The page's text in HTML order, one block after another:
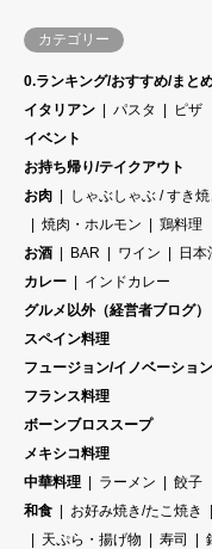
カテゴリー
0.ランキング/おすすめ/まと
イタリアン
パスタ
ピザ
イベント
お持ち帰り/テイクアウト
お肉
しゃぶしゃぶ / すき焼
焼肉・ホルモン
鶏料理
お酒
BAR ワイン
日本
カレー
インドカレー
グルメ以外（経営者ブログ）
スペイン料理
フュージョン/イノベーション
フランス料理
ボーンブロススープ
メキシコ料理
中華料理
ラーメン
餃子
和食
お好み焼き/たこ焼き
天ぷら・揚げ物
寿司